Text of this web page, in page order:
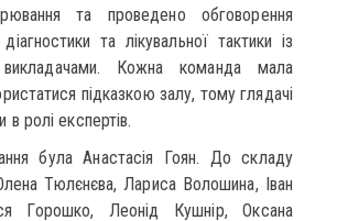
та проведено обговорення
та лікувальної тактики із
викладачами. Кожна команда мала
підказкою залу, тому глядачі
в ролі експертів.
була Анастасія Гоян. До складу
Тюлєнєва, Лариса Волошина, Іван
Горошко, Леонід Кушнір, Оксана